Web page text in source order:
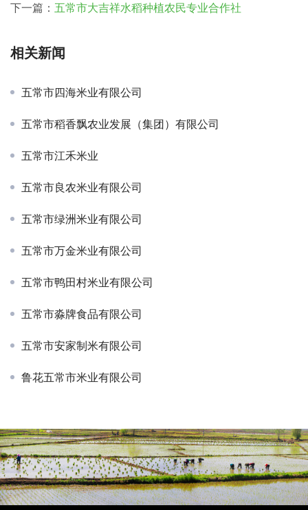
下一篇： 五常市大吉祥水稻种植农民专业合作社
相关新闻
五常市四海米业有限公司
五常市稻香飘农业发展（集团）有限公司
五常市江禾米业
五常市良农米业有限公司
五常市绿洲米业有限公司
五常市万金米业有限公司
五常市鸭田村米业有限公司
五常市淼牌食品有限公司
五常市安家制米有限公司
鲁花五常市米业有限公司